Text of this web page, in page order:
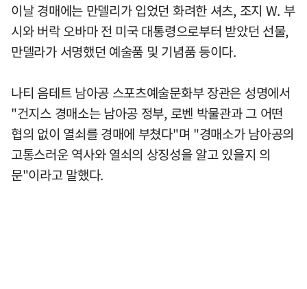
이날 경매에는 만델리가 입었던 화려한 셔츠, 조지 W. 부
시와 버락 오바마 전 미국 대통령으로부터 받았던 선물,
만델라가 서명했던 예술품 및 기념품 등이다.
나티 음테트 남아공 스포츠예술문화부 장관은 성명에서
"건지스 경매소는 남아공 정부, 로벤 박물관과 그 어떤
협의 없이 열쇠를 경매에 부쳤다"며 "경매소가 남아공의
고통스러운 역사와 열쇠의 상징성을 알고 있을지 의
문"이라고 말했다.